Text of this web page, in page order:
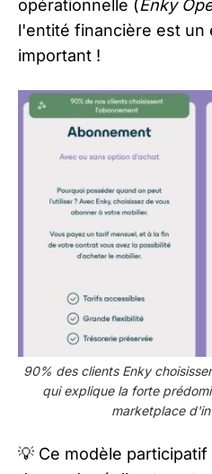
opérationnelle (Enky
l'entité financière est un
important !
90% des clients Enky
qui explique la forte
marketplace
💡 Ce modèle